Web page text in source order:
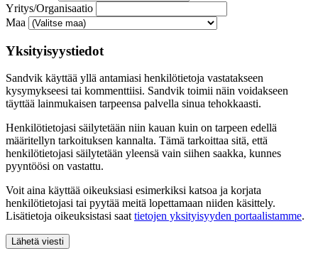
Yritys/Organisaatio
Maa
Yksityisyystiedot
Sandvik käyttää yllä antamiasi henkilötietoja vastatakseen
kysymykseesi tai kommenttiisi. Sandvik toimii näin voidakseen
täyttää lainmukaisen tarpeensa palvella sinua tehokkaasti.
Henkilötietojasi säilytetään niin kauan kuin on tarpeen edellä
määritellyn tarkoituksen kannalta. Tämä tarkoittaa sitä, että
henkilötietojasi säilytetään yleensä vain siihen saakka, kunnes
pyyntöösi on vastattu.
Voit aina käyttää oikeuksiasi esimerkiksi katsoa ja korjata
henkilötietojasi tai pyytää meitä lopettamaan niiden käsittely.
Lisätietoja oikeuksistasi saat tietojen yksityisyyden portaalistamme.
Lähetä viesti